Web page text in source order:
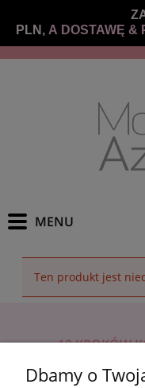
PLN, A DOSTAWĘ &
Ten produkt jest
10 KROKÓW
Dbamy o